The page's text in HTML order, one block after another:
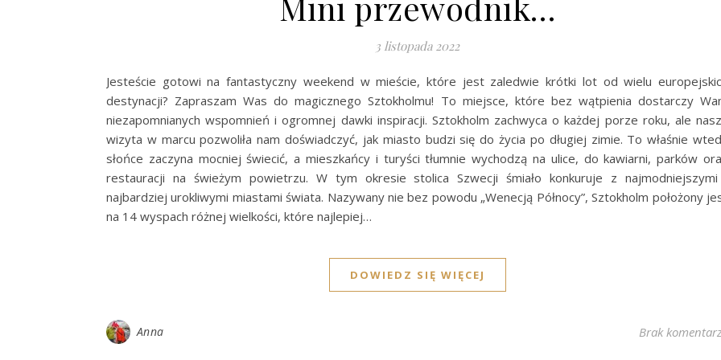
3 listopada 2022
Jesteście gotowi na fantastyczny weekend w mieście, które jest zaledwie krótki lot od wielu
destynacji? Zapraszam Was do magicznego Sztokholmu! To miejsce, które bez wątpienia dostarczy
niezapomnianych wspomnień i ogromnej dawki inspiracji. Sztokholm zachwyca o każdej porze roku, ale
wizyta w marcu pozwoliła nam doświadczyć, jak miasto budzi się do życia po długiej zimie. To właśnie
słońce zaczyna mocniej świecić, a mieszkańcy i turyści tłumnie wychodzą na ulice, do kawiarni, parków
restauracji na świeżym powietrzu. W tym okresie stolica Szwecji śmiało konkuruje z
najbardziej urokliwymi miastami świata. Nazywany nie bez powodu „Wenecją Północy”, Sztokholm położony
na 14 wyspach różnej wielkości, które najlepiej…
DOWIEDZ SIĘ WIĘCEJ
Anna Brak